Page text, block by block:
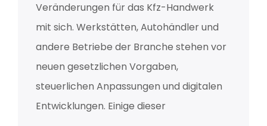
Veränderungen für das Kfz-Handwerk
mit sich. Werkstätten, Autohändler und
andere Betriebe der Branche stehen vor
neuen gesetzlichen Vorgaben,
steuerlichen Anpassungen und digitalen
Entwicklungen. Einige dieser